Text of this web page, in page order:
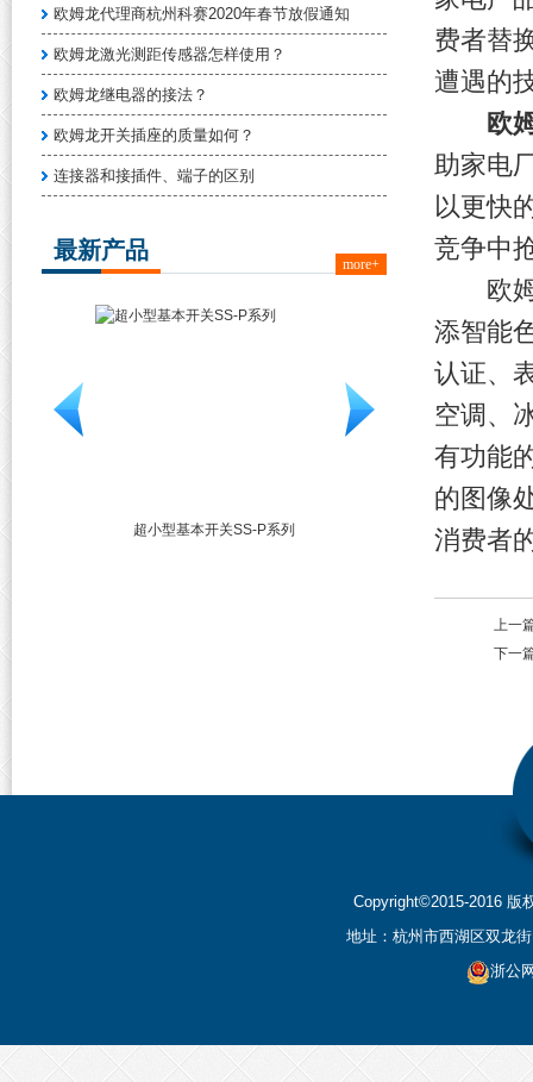
欧姆龙代理商杭州科赛2020年春节放假通知
欧姆龙激光测距传感器怎样使用？
欧姆龙继电器的接法？
欧姆龙开关插座的质量如何？
连接器和接插件、端子的区别
最新产品
more+
车载基本用开关D2AW系列 超小型基本开关
费者替
遭遇的
欧
助家电
以更快
竞争中
欧姆
添智能
认证、
空调、
有功能
的图像
消费者
上一
下一
Copyright©2015-2016 版
地址：杭州市西湖区双龙
浙公